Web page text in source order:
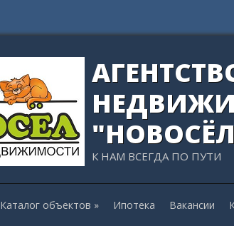
К НАМ ВСЕГДА ПО ПУТИ
Каталог объектов » Ипотека Вакансии